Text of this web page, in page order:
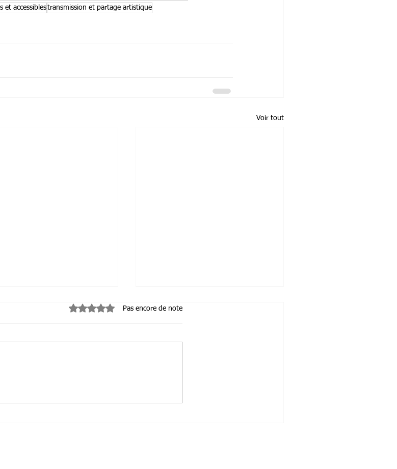
et accessiblestransmission et partage artistique
Voir tout
Noté 0 étoile sur 5.Pas encore de note